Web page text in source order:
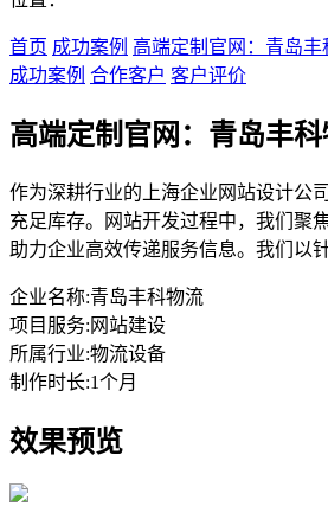
首页 成功案例 高端定制官网：青岛
成功案例 合作客户 客户评价
高端定制官网：青岛丰
作为深耕行业的上海企业网站设计公
充足库存。网站开发过程中，我们聚
助力企业高效传递服务信息。我们以
企业名称:青岛丰科物流
项目服务: 网站建设
所属行业:物流设备
制作时长:1个月
效果预览